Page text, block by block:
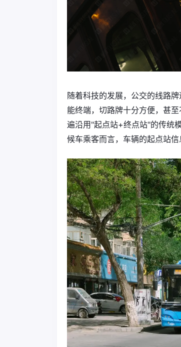
随着科技的发展，公交的线路
能终端，切路牌十分方便，甚
遍沿用"起点站+终点站"的传统
候车乘客而言，车辆的起点站